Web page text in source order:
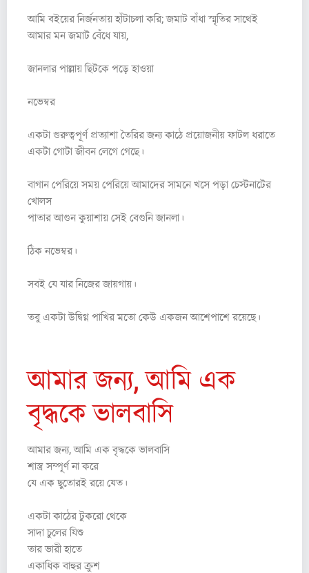
আমি বইয়ের নির্জনতায় হাঁটাচলা করি; জমাট বাঁধা স্মৃতির সাথেই
আমার মন জমাট বেঁধে যায়,
জানলার পাল্লায় ছিটকে পড়ে হাওয়া
নভেম্বর
একটা গুরুত্বপূর্ণ প্রত্যাশা তৈরির জন্য কাঠে প্রয়োজনীয় ফাটল ধরাতে
একটা গোটা জীবন লেগে গেছে।
বাগান পেরিয়ে সময় পেরিয়ে আমাদের সামনে খসে পড়া চেস্টনাটের
খোলস
পাতার আগুন কুয়াশায় সেই বেগুনি জানলা।
ঠিক নভেম্বর।
সবই যে যার নিজের জায়গায়।
তবু একটা উদ্বিগ্ন পাখির মতো কেউ একজন আশেপাশে রয়েছে।
আমার জন্য, আমি এক
বৃদ্ধকে ভালবাসি
আমার জন্য, আমি এক বৃদ্ধকে ভালবাসি
শাস্ত্র সম্পূর্ণ না করে
যে এক ছুতোরই রয়ে যেত।
একটা কাঠের টুকরো থেকে
সাদা চুলের যিশু
তার ভারী হাতে
একাধিক বাহুর ক্রুশ